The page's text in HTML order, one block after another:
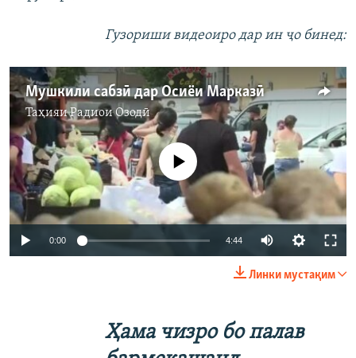
Гузориши видеоиро дар ин ҷо бинед:
Мушкили сабзӣ дар Осиёи Марказӣ
ТаҳияиРадиои Озодӣ
Феълан кор намекунад
0:00 4:44
Линки мустақим
Ҳама чизро бо палав